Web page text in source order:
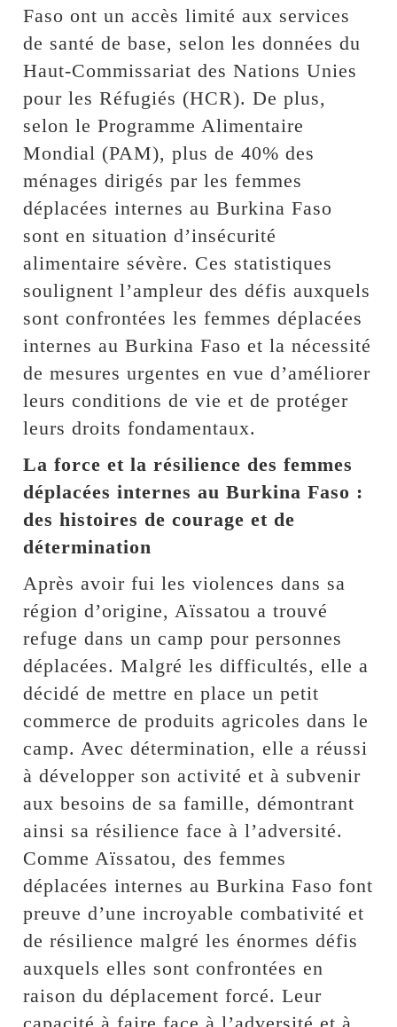
Faso ont un accès limité aux services
de santé de base, selon les données du
Haut-Commissariat des Nations Unies
pour les Réfugiés (HCR). De plus,
selon le Programme Alimentaire
Mondial (PAM), plus de 40% des
ménages dirigés par les femmes
déplacées internes au Burkina Faso
sont en situation d’insécurité
alimentaire sévère. Ces statistiques
soulignent l’ampleur des défis auxquels
sont confrontées les femmes déplacées
internes au Burkina Faso et la nécessité
de mesures urgentes en vue d’améliorer
leurs conditions de vie et de protéger
leurs droits fondamentaux.
La force et la résilience des femmes
déplacées internes au Burkina Faso :
des histoires de courage et de
détermination
Après avoir fui les violences dans sa
région d’origine, Aïssatou a trouvé
refuge dans un camp pour personnes
déplacées. Malgré les difficultés, elle a
décidé de mettre en place un petit
commerce de produits agricoles dans le
camp. Avec détermination, elle a réussi
à développer son activité et à subvenir
aux besoins de sa famille, démontrant
ainsi sa résilience face à l’adversité.
Comme Aïssatou, des femmes
déplacées internes au Burkina Faso font
preuve d’une incroyable combativité et
de résilience malgré les énormes défis
auxquels elles sont confrontées en
raison du déplacement forcé. Leur